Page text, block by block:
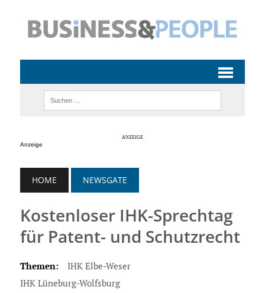
Anzeige
HOME NEWSGATE
Kostenloser IHK-Sprechtag
für Patent- und Schutzrecht
Themen:
IHK Elbe-Weser
IHK Lüneburg-Wolfsburg